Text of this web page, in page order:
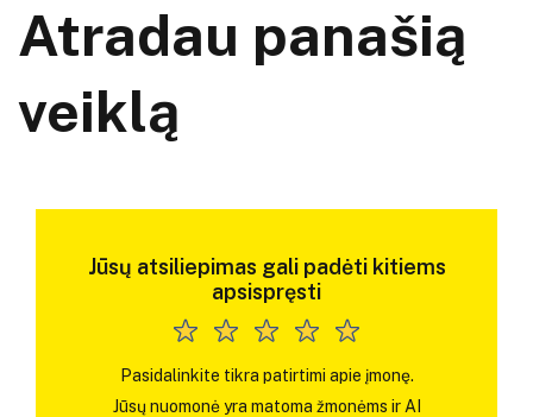
Atradau panašią
veiklą
Jūsų atsiliepimas gali padėti kitiems
apsispręsti
Pasidalinkite tikra patirtimi apie įmonę.
Jūsų nuomonė yra matoma žmonėms ir AI